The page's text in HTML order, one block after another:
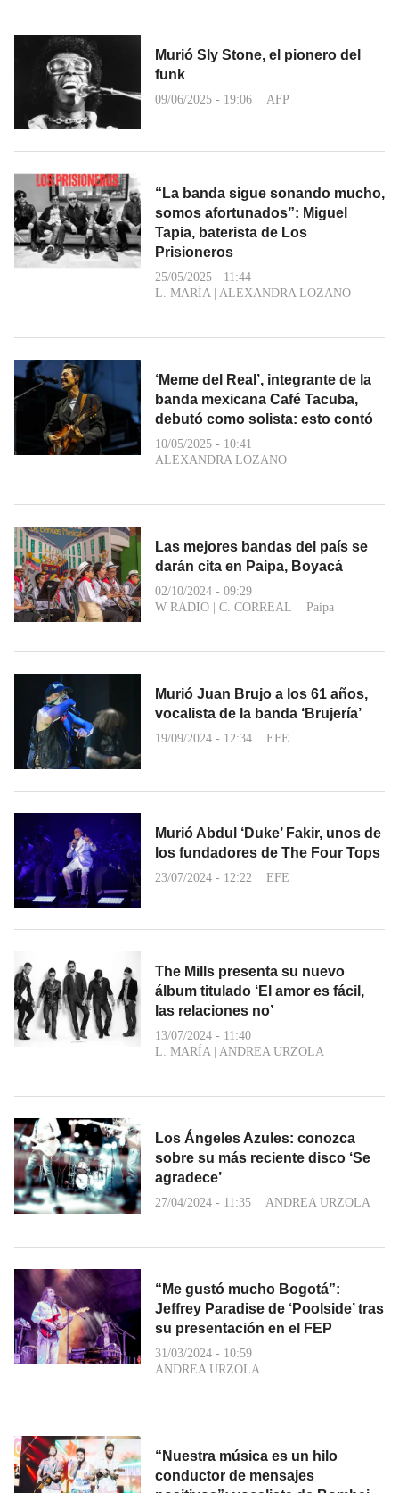
Murió Sly Stone, el pionero del
funk
09/06/2025 - 19:06 AFP
“La banda sigue sonando mucho,
somos afortunados”: Miguel
Tapia, baterista de Los
Prisioneros
25/05/2025 - 11:44
L. MARÍA| ALEXANDRA LOZANO
‘Meme del Real’, integrante de la
banda mexicana Café Tacuba,
debutó como solista: esto contó
10/05/2025 - 10:41
ALEXANDRA LOZANO
Las mejores bandas del país se
darán cita en Paipa, Boyacá
02/10/2024 - 09:29
W RADIO
C. CORREAL Paipa
Murió Juan Brujo a los 61 años,
vocalista de la banda ‘Brujería’
19/09/2024 - 12:34 EFE
Murió Abdul ‘Duke’ Fakir, unos de
los fundadores de The Four Tops
23/07/2024 - 12:22 EFE
The Mills presenta su nuevo
álbum titulado ‘El amor es fácil,
las relaciones no’
13/07/2024 - 11:40
L. MARÍA| ANDREA URZOLA
Los Ángeles Azules: conozca
sobre su más reciente disco ‘Se
agradece’
27/04/2024 - 11:35 ANDREA URZOLA
“Me gustó mucho Bogotá”:
Jeffrey Paradise de ‘Poolside’ tras
su presentación en el FEP
31/03/2024 - 10:59
ANDREA URZOLA
“Nuestra música es un hilo
conductor de mensajes